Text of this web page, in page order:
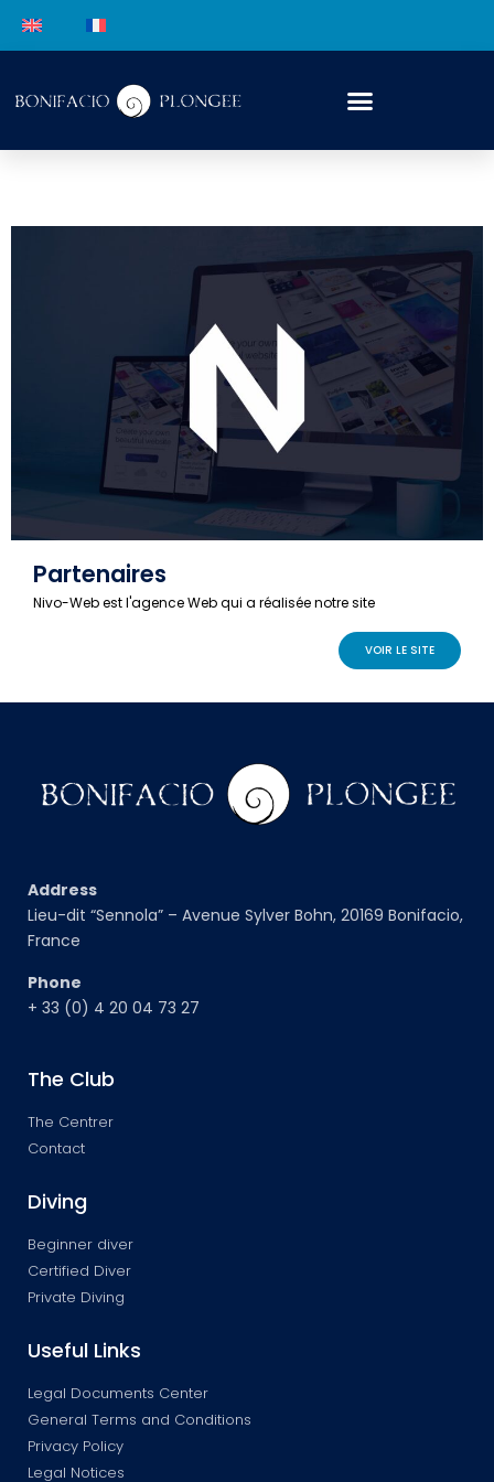
Partenaires
Nivo-Web est l'agence Web qui a réalisée notre site
VOIR LE SITE
Address
Lieu-dit “Sennola” – Avenue Sylver Bohn, 20169 Bonifacio,
France
Phone
+ 33 (0) 4 20 04 73 27
The Club
The Centrer
Contact
Diving
Beginner diver
Certified Diver
Private Diving
Useful Links
Legal Documents Center
General Terms and Conditions
Privacy Policy
Legal Notices